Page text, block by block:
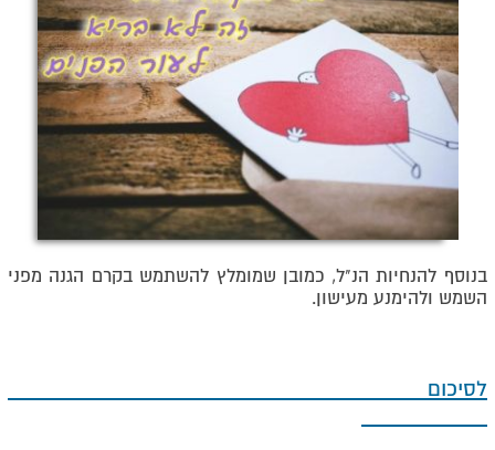
בנוסף להנחיות הנ"ל, כמובן שמומלץ להשתמש בקרם הגנה מפני
השמש ולהימנע מעישון.
לסיכום